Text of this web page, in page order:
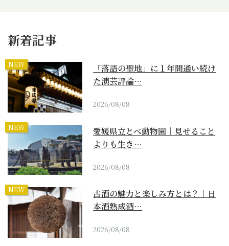
新着記事
NEW
「落語の聖地」に１年間通い続け
た演芸評論…
2026/08/08
NEW
愛媛県立とべ動物園｜見せること
よりも生き…
2026/08/08
NEW
古酒の魅力と楽しみ方とは？｜日
本酒熟成酒…
2026/08/08